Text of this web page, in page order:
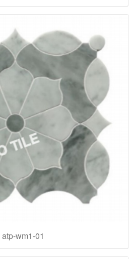
atp-wm1-01